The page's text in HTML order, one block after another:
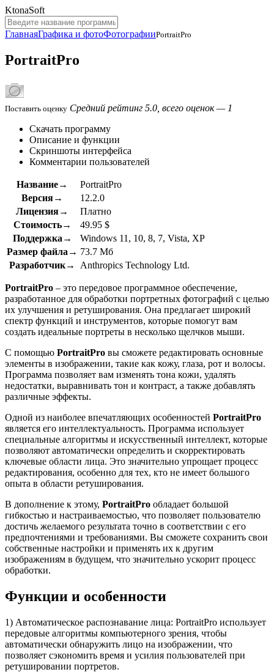
KtonaSoft
ГлавнаяГрафика и фотоФотографииPortraitPro
PortraitPro
Поставить оценку Средний рейтинг 5.0, всего оценок — 1
Скачать программу
Описание и функции
Скриншоты интерфейса
Комментарии пользователей
Название→
PortraitPro
Версия→
12.2.0
Лицензия→
Платно
Стоимость→
49.95 $
Поддержка→
Windows 11, 10, 8, 7, Vista, XP
Размер файла→ 73.7 Мб
Разработчик→
Anthropics Technology Ltd.
PortraitPro – это передовое программное обеспечение,
разработанное для обработки портретных фотографий с целью
их улучшения и ретуширования. Она предлагает широкий
спектр функций и инструментов, которые помогут вам
создать идеальные портреты в несколько щелчков мыши.
С помощью PortraitPro вы сможете редактировать основные
элементы в изображении, такие как кожу, глаза, рот и волосы.
Программа позволяет вам изменять тона кожи, удалять
недостатки, выравнивать тон и контраст, а также добавлять
различные эффекты.
Одной из наиболее впечатляющих особенностей PortraitPro
является его интеллектуальность. Программа использует
специальные алгоритмы и искусственный интеллект, которые
позволяют автоматически определить и скорректировать
ключевые области лица. Это значительно упрощает процесс
редактирования, особенно для тех, кто не имеет большого
опыта в области ретуширования.
В дополнение к этому, PortraitPro обладает большой
гибкостью и настраиваемостью, что позволяет пользователю
достичь желаемого результата точно в соответствии с его
предпочтениями и требованиями. Вы сможете сохранить свои
собственные настройки и применять их к другим
изображениям в будущем, что значительно ускорит процесс
обработки.
Функции и особенности
1) Автоматическое распознавание лица: PortraitPro использует
передовые алгоритмы компьютерного зрения, чтобы
автоматически обнаружить лицо на изображении, что
позволяет сэкономить время и усилия пользователей при
ретушировании портретов.